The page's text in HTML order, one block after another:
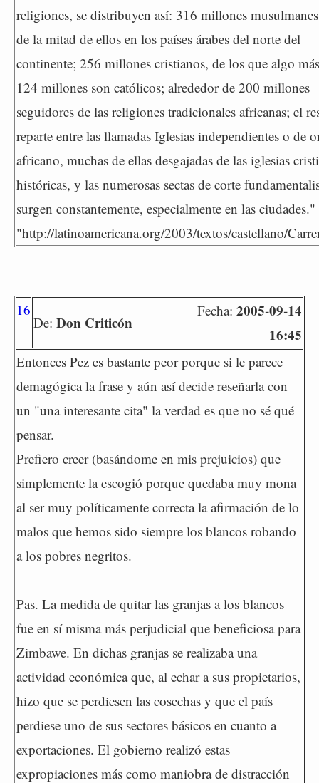
religiones, se distribuyen así: 316 millones
de la mitad de ellos en los países árabes del norte del
continente; 256 millones cristianos, de los que algo
124 millones son católicos; alrededor de 200 millones
seguidores de las religiones tradicionales africanas; el
reparte entre las llamadas Iglesias independientes o de
africano, muchas de ellas desgajadas de las iglesias
históricas, y las numerosas sectas de corte
surgen constantemente, especialmente en las ciudades."
"http://latinoamericana.org/2003/textos/castellano/
16
De: Don Criticón
Fecha: 2005-09-14
16:45
Entonces Pez es bastante peor porque si le parece
demagógica la frase y aún así decide reseñarla con
un "una interesante cita" la verdad es que no sé qué
pensar.
Prefiero creer (basándome en mis prejuicios) que
simplemente la escogió porque quedaba muy mona
al ser muy políticamente correcta la afirmación de lo
malos que hemos sido siempre los blancos robando
a los pobres negritos.
Pas. La medida de quitar las granjas a los blancos
fue en sí misma más perjudicial que beneficiosa para
Zimbawe. En dichas granjas se realizaba una
actividad económica que, al echar a sus propietarios,
hizo que se perdiesen las cosechas y que el país
perdiese uno de sus sectores básicos en cuanto a
exportaciones. El gobierno realizó estas
expropiaciones más como maniobra de distracción